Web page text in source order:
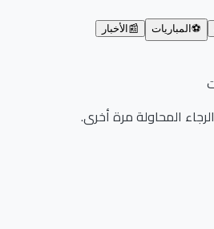
المباريات 📰 الأخبار
المحاولة مرة أخرى.